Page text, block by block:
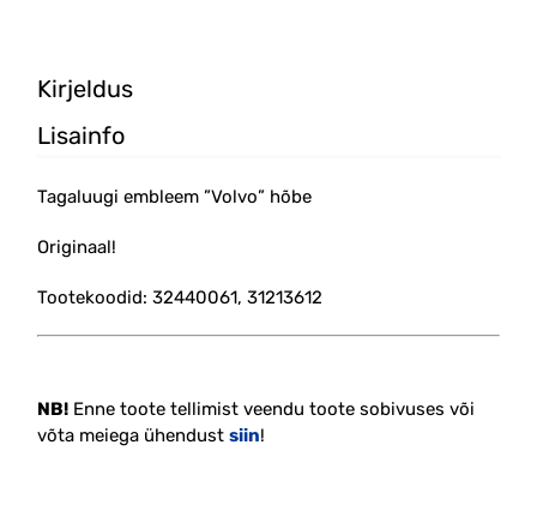
Kirjeldus
Lisainfo
Tagaluugi embleem ”Volvo” hõbe
Originaal!
Tootekoodid: 32440061, 31213612
NB! Enne toote tellimist veendu toote sobivuses või
võta meiega ühendust siin!